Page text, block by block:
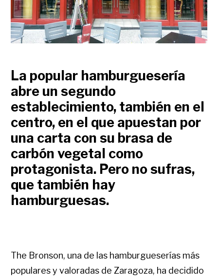
La popular hamburguesería
abre un segundo
establecimiento, también en el
centro, en el que apuestan por
una carta con su brasa de
carbón vegetal como
protagonista. Pero no sufras,
que también hay
hamburguesas.
The Bronson, una de las hamburgueserías más
populares y valoradas de Zaragoza, ha decidido